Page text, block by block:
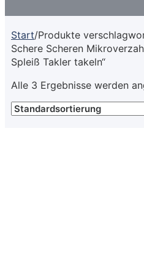
Start/Produkte
Schere Scheren
Spleiß Takler takeln“
Alle 3 Ergebnisse werden